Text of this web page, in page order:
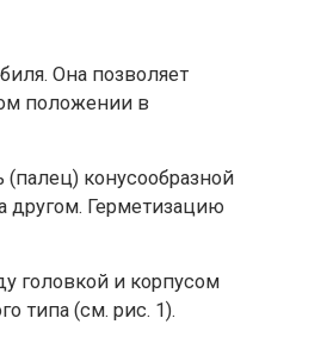
Она позволяет
положении в
конусообразной
другом. Герметизацию
головкой и корпусом
типа (см. рис. 1).